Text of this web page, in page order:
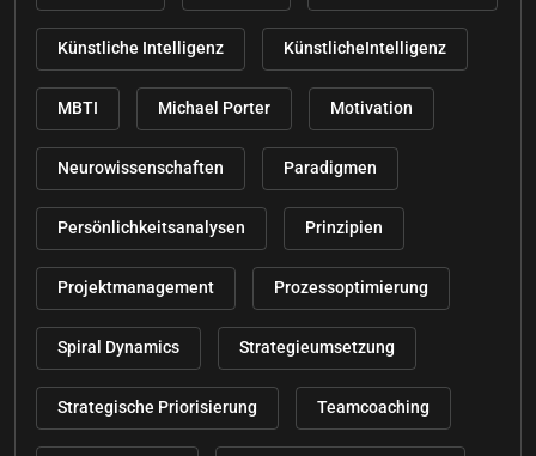
Künstliche Intelligenz KünstlicheIntelligenz
MBTI Michael Porter Motivation
Neurowissenschaften Paradigmen
Persönlichkeitsanalysen Prinzipien
Projektmanagement Prozessoptimierung
Spiral Dynamics Strategieumsetzung
Strategische Priorisierung Teamcoaching